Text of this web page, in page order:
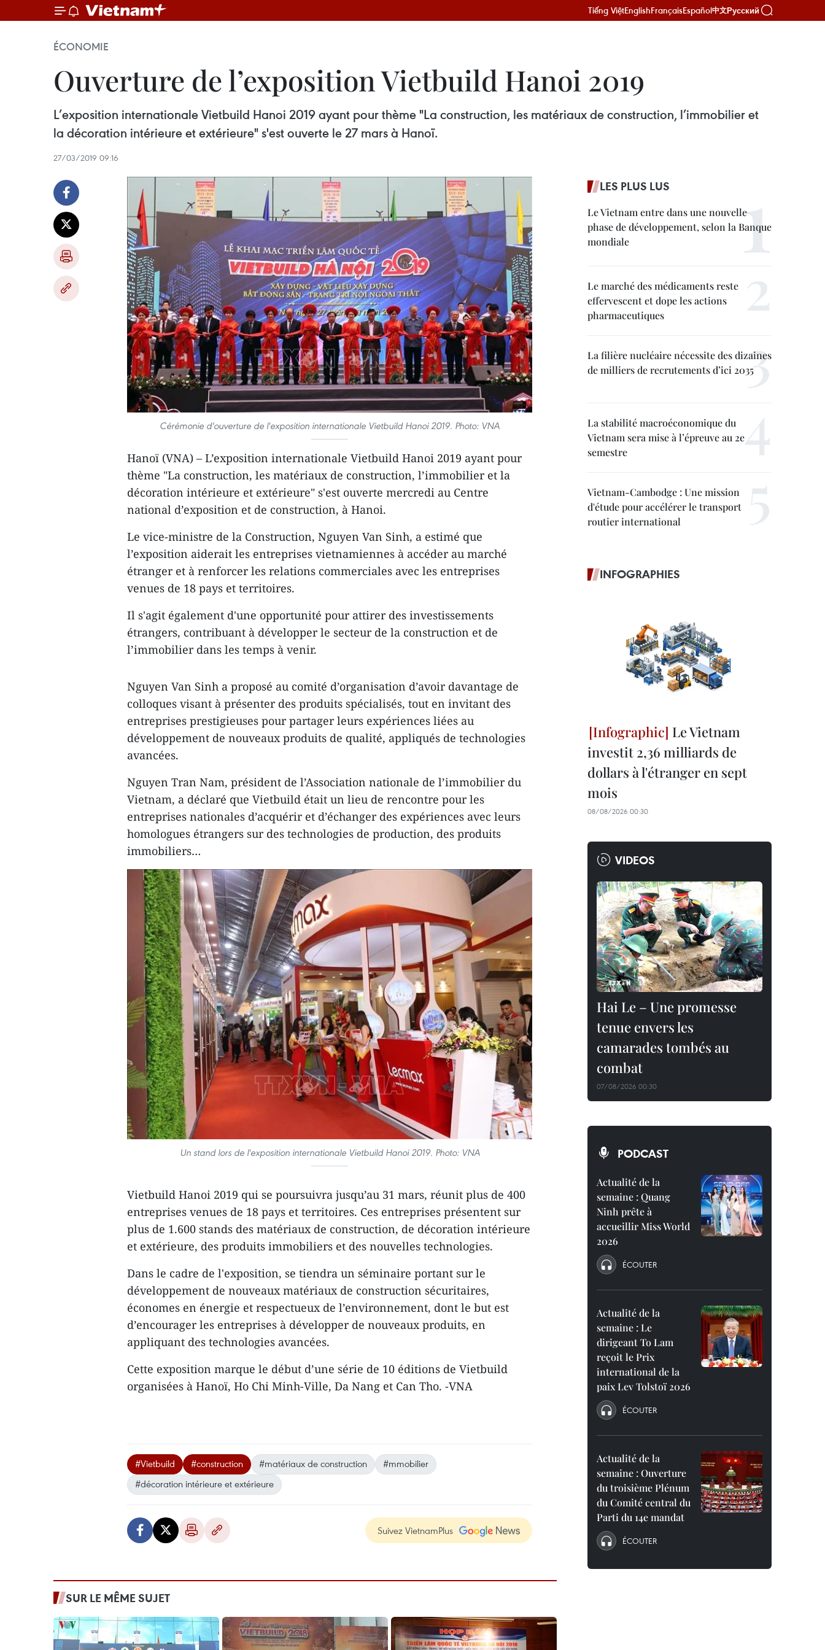
Tiếng ViệtEnglishFrançaisEspañol中文Русский
ÉCONOMIE
Ouverture de l’exposition Vietbuild Hanoi 2019
L’exposition internationale Vietbuild Hanoi 2019 ayant pour thème "La construction, les matériaux de construction, l’immobilier et
la décoration intérieure et extérieure" s'est ouverte le 27 mars à Hanoï.
27/03/2019 09:16
Cérémonie d'ouverture de l'exposition internationale Vietbuild Hanoi 2019. Photo: VNA
Hanoï (VNA) – L’exposition internationale Vietbuild Hanoi 2019 ayant pour
thème "La construction, les matériaux de construction, l’immobilier et la
décoration intérieure et extérieure" s'est ouverte mercredi au Centre
national d’exposition et de construction, à Hanoi.
Le vice-ministre de la Construction, Nguyen Van Sinh, a estimé que
l’exposition aiderait les entreprises vietnamiennes à accéder au marché
étranger et à renforcer les relations commerciales avec les entreprises
venues de 18 pays et territoires.
Il s'agit également d'une opportunité pour attirer des investissements
étrangers, contribuant à développer le secteur de la construction et de
l’immobilier dans les temps à venir.
Nguyen Van Sinh a proposé au comité d’organisation d’avoir davantage de
colloques visant à présenter des produits spécialisés, tout en invitant des
entreprises prestigieuses pour partager leurs expériences liées au
développement de nouveaux produits de qualité, appliqués de technologies
avancées.
Nguyen Tran Nam, président de l’Association nationale de l’immobilier du
Vietnam, a déclaré que Vietbuild était un lieu de rencontre pour les
entreprises nationales d’acquérir et d’échanger des expériences avec leurs
homologues étrangers sur des technologies de production, des produits
immobiliers…
Un stand lors de l'exposition internationale Vietbuild Hanoi 2019. Photo: VNA
Vietbuild Hanoi 2019 qui se poursuivra jusqu’au 31 mars, réunit plus de 400
entreprises venues de 18 pays et territoires. Ces entreprises présentent sur
plus de 1.600 stands des matériaux de construction, de décoration intérieure
et extérieure, des produits immobiliers et des nouvelles technologies.
Dans le cadre de l'exposition, se tiendra un séminaire portant sur le
développement de nouveaux matériaux de construction sécuritaires,
économes en énergie et respectueux de l’environnement, dont le but est
d’encourager les entreprises à développer de nouveaux produits, en
appliquant des technologies avancées.
Cette exposition marque le début d’une série de 10 éditions de Vietbuild
organisées à Hanoï, Ho Chi Minh-Ville, Da Nang et Can Tho. -VNA
#Vietbuild #construction #matériaux de construction
#mmobilier
#décoration intérieure et extérieure
Suivez VietnamPlus
SUR LE MÊME SUJET
LES PLUS LUS
Le Vietnam entre dans une nouvelle
phase de développement, selon la Banque
mondiale
Le marché des médicaments reste
effervescent et dope les actions
pharmaceutiques
La filière nucléaire nécessite des dizaines
de milliers de recrutements d’ici 2035
La stabilité macroéconomique du
Vietnam sera mise à l’épreuve au 2e
semestre
Vietnam-Cambodge : Une mission
d'étude pour accélérer le transport
routier international
INFOGRAPHIES
Le Vietnam
investit 2,36 milliards de
dollars à l'étranger en sept
mois
08/08/2026 00:30
VIDEOS
Hai Le – Une promesse
tenue envers les
camarades tombés au
combat
07/08/2026 00:30
PODCAST
Actualité de la
semaine : Quang
Ninh prête à
accueillir Miss World
2026
ÉCOUTER
Actualité de la
semaine : Le
dirigeant To Lam
reçoit le Prix
international de la
paix Lev Tolstoï 2026
ÉCOUTER
Actualité de la
semaine : Ouverture
du troisième Plénum
du Comité central du
Parti du 14e mandat
ÉCOUTER